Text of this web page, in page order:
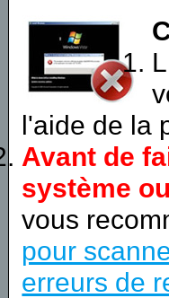
l'aide de la
Avant de
système
vous
pour
erreurs de